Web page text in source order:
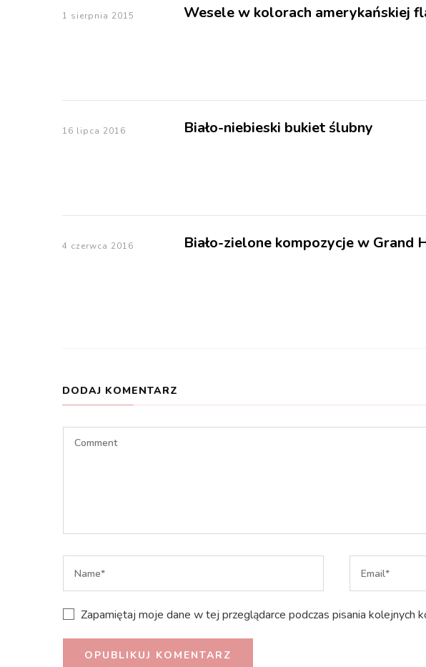
1 sierpnia 2015 Wesele w kolorach amerykańskiej
16 lipca 2016 Biało-niebieski bukiet ślubny
4 czerwca 2016 Biało-zielone kompozycje w Grand
DODAJ KOMENTARZ
Zapamiętaj moje dane w tej przeglądarce podczas pisania kolejnych